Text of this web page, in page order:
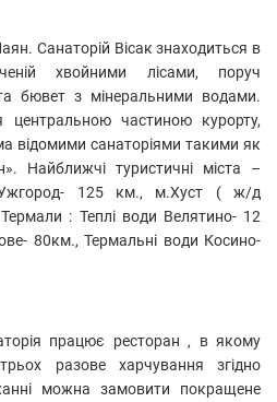
Санаторій Вісак знаходиться в
хвойними лісами, поруч
бювет з мінеральними водами.
частиною курорту,
відомими санаторіями такими як
туристичні міста –
125 км., м.Хуст ( ж/д
: Теплі води Велятино- 12
80км., Термальні води Косино-
працює ресторан , в якому
разове харчування згідно
можна замовити покращене